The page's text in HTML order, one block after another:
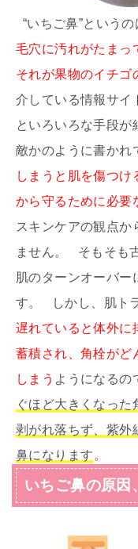
“いちご鼻”というの
毛穴に汚れがたまっ
それが果物のイチゴ
介している情報サイ
といろいろな手段が
敵かのように書かれ
しまうと肌を傷つ
から守るために必要
スキンケアの観点か
ません。 そもそも
肌のターンオーバー
す。 しかし、肌ト
遅れていると体外に
蓄積され、角栓がど
しまう ようになる
ぐほど大きくなった
剥がれ落ちず、紫外
鼻になります 。
いちご鼻の原因